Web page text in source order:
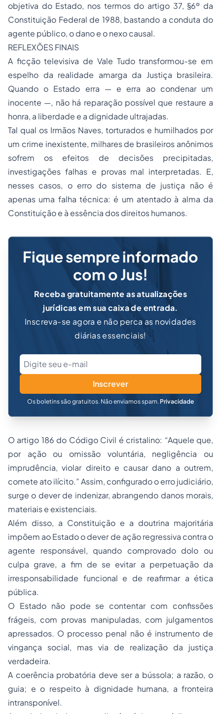
objetiva do Estado, nos termos do artigo 37, §6º da
Constituição Federal de 1988, bastando a conduta do
agente público, o dano e o nexo causal.
REFLEXÕES FINAIS
A ficção televisiva de Vale Tudo transformou-se em
espelho da realidade amarga da Justiça brasileira.
Quando o Estado erra — e erra ao condenar um
inocente —, não há reparação possível que restaure a
honra, a liberdade e a dignidade ultrajadas.
Tal qual os Irmãos Naves, torturados e humilhados por
um crime inexistente, milhares de brasileiros anônimos
sofrem os efeitos de decisões precipitadas,
investigações falhas e provas mal interpretadas. E,
nesses casos, o erro do sistema de justiça não é
apenas uma falha técnica: é um atentado à alma da
Constituição e à essência dos direitos humanos.
Fique sempre informado
com o Jus!
Receba gratuitamente as atualizações
jurídicas em sua caixa de entrada.
Inscreva-se agora e não perca as novidades
diárias essenciais!
Inscrever
Os boletins são gratuitos. Não enviamos spam. Privacidade
O artigo 186 do Código Civil é cristalino: “Aquele que,
por ação ou omissão voluntária, negligência ou
imprudência, violar direito e causar dano a outrem,
comete ato ilícito.” Assim, configurado o erro judiciário,
surge o dever de indenizar, abrangendo danos morais,
materiais e existenciais.
Além disso, a Constituição e a doutrina majoritária
impõem ao Estado o dever de ação regressiva contra o
agente responsável, quando comprovado dolo ou
culpa grave, a fim de se evitar a perpetuação da
irresponsabilidade funcional e de reafirmar a ética
pública.
O Estado não pode se contentar com confissões
frágeis, com provas manipuladas, com julgamentos
apressados. O processo penal não é instrumento de
vingança social, mas via de realização da justiça
verdadeira.
A coerência probatória deve ser a bússola; a razão, o
guia; e o respeito à dignidade humana, a fronteira
intransponível.